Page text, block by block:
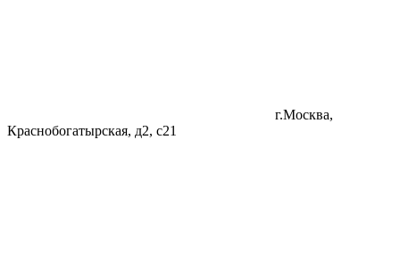
г.Москва,
Краснобогатырская, д2, с21